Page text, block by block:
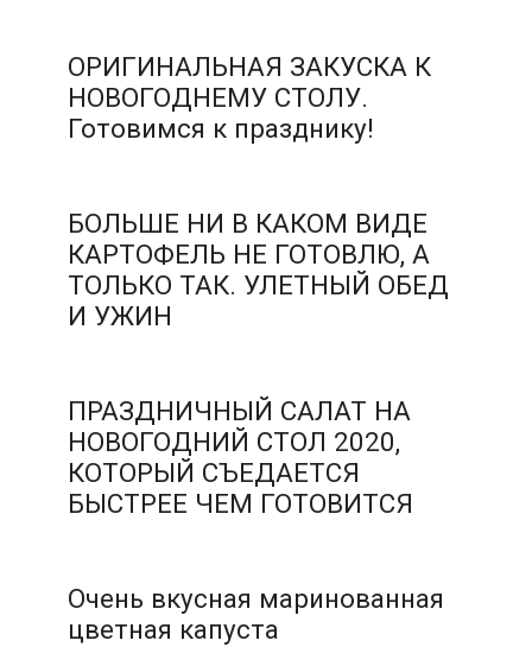
ОРИГИНАЛЬНАЯ ЗАКУСКА К
НОВОГОДНЕМУ СТОЛУ.
Готовимся к празднику!
БОЛЬШЕ НИ В КАКОМ ВИДЕ
КАРТОФЕЛЬ НЕ ГОТОВЛЮ, А
ТОЛЬКО ТАК. УЛЕТНЫЙ ОБЕД
И УЖИН
ПРАЗДНИЧНЫЙ САЛАТ НА
НОВОГОДНИЙ СТОЛ 2020,
КОТОРЫЙ СЪЕДАЕТСЯ
БЫСТРЕЕ ЧЕМ ГОТОВИТСЯ
Очень вкусная маринованная
цветная капуста